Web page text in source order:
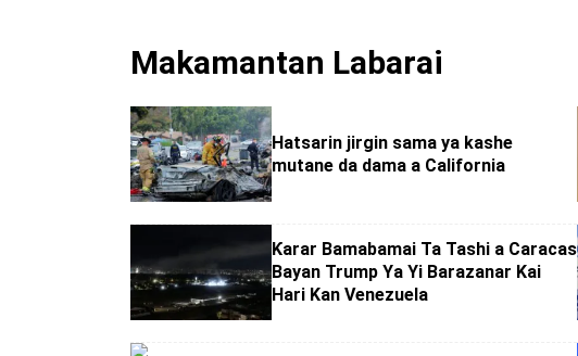
Makamantan Labarai
Hatsarin jirgin sama ya kashe
mutane da dama a California
Ƙarar Bamabamai Ta Tashi a Caracas
Bayan Trump Ya Yi Barazanar Kai
Hari Kan Venezuela